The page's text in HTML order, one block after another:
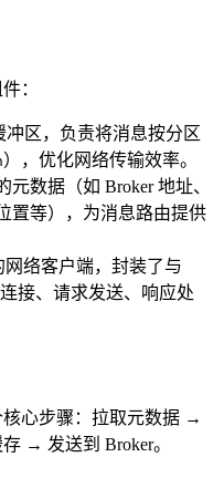
：
冲区，负责将消息按分区
），优化网络传输效率。
元数据（如 Broker 地址、
置等），为消息路由提供
网络客户端，封装了与
接、请求发送、响应处
心步骤：拉取元数据 →
→ 发送到 Broker。